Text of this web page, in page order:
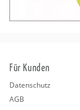
Für Kunden
Datenschutz
AGB